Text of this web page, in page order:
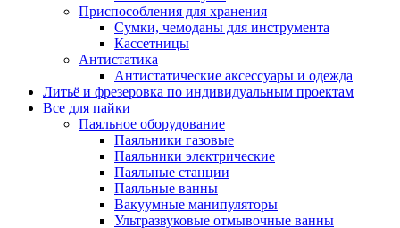
Приспособления для хранения
Сумки, чемоданы для инструмента
Кассетницы
Антистатика
Антистатические аксессуары и одежда
Литьё и фрезеровка по индивидуальным проектам
Все для пайки
Паяльное оборудование
Паяльники газовые
Паяльники электрические
Паяльные станции
Паяльные ванны
Вакуумные манипуляторы
Ультразвуковые отмывочные ванны